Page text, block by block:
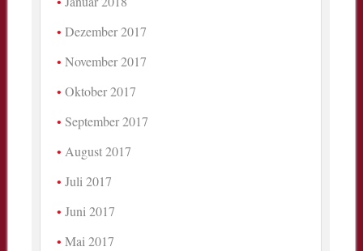
Dezember 2017
November 2017
Oktober 2017
September 2017
August 2017
Juli 2017
Juni 2017
Mai 2017